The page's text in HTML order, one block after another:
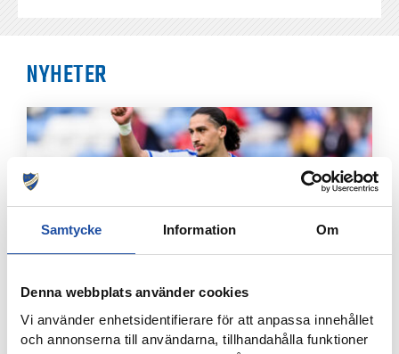
Samtycke Information Om
Denna webbplats använder cookies
Vi använder enhetsidentifierare för att anpassa innehållet
och annonserna till användarna, tillhandahålla funktioner
NYHETER
ELIAS JEMALS BÄSTA TID PÅ KANTEN – “BARNDOMSDRÖM